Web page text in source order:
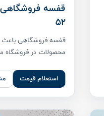
52
قفسه فروشگاهی باعث
محصولات در فروشگاه
استعلام قیمت